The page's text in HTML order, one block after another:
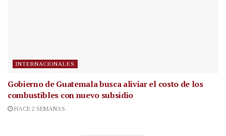
INTERNACIONALES
Gobierno de Guatemala busca aliviar el costo de los
combustibles con nuevo subsidio
HACE 2 SEMANAS